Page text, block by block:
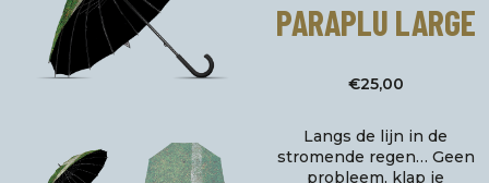
PARAPLU LARGE
€25,00
Langs de lijn in de
stromende regen… Geen
probleem, klap je